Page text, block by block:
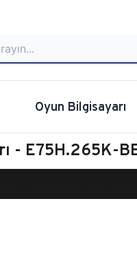
Oyun Bilgisayarı
- E75H.265K-